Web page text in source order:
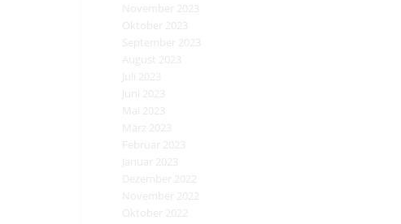
November 2023
Oktober 2023
September 2023
August 2023
Juli 2023
Juni 2023
Mai 2023
März 2023
Februar 2023
Januar 2023
Dezember 2022
November 2022
Oktober 2022